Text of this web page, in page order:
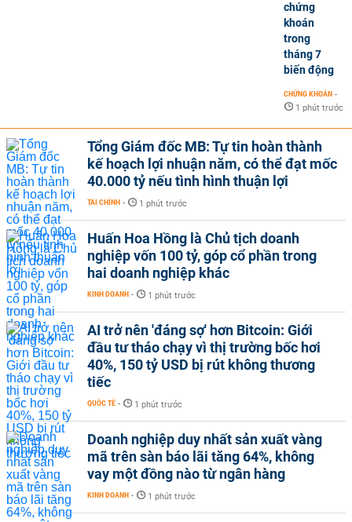
chứng
khoán
trong
tháng 7
biến động
CHỨNG KHOÁN -
1 phút trước
Tổng Giám đốc MB: Tự tin hoàn thành
kế hoạch lợi nhuận năm, có thể đạt mốc
40.000 tỷ nếu tình hình thuận lợi
TÀI CHÍNH - 1 phút trước
Huấn Hoa Hồng là Chủ tịch doanh
nghiệp vốn 100 tỷ, góp cổ phần trong
hai doanh nghiệp khác
KINH DOANH - 1 phút trước
AI trở nên 'đáng sợ' hơn Bitcoin: Giới
đầu tư tháo chạy vì thị trường bốc hơi
40%, 150 tỷ USD bị rút không thương
tiếc
QUỐC TẾ - 1 phút trước
Doanh nghiệp duy nhất sản xuất vàng
mã trên sàn báo lãi tăng 64%, không
vay một đồng nào từ ngân hàng
KINH DOANH - 1 phút trước